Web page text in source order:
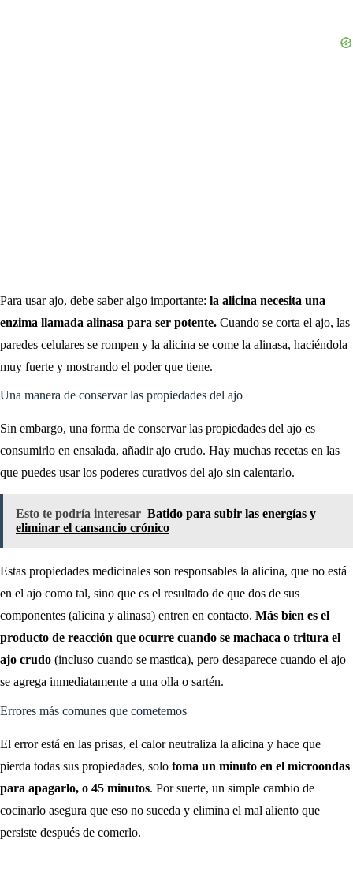
Para usar ajo, debe saber algo importante: la alicina necesita una
enzima llamada alinasa para ser potente. Cuando se corta el ajo, las
paredes celulares se rompen y la alicina se come la alinasa, haciéndola
muy fuerte y mostrando el poder que tiene.
Una manera de conservar las propiedades del ajo
Sin embargo, una forma de conservar las propiedades del ajo es
consumirlo en ensalada, añadir ajo crudo. Hay muchas recetas en las
que puedes usar los poderes curativos del ajo sin calentarlo.
Esto te podría interesar Batido para subir las energías y
eliminar el cansancio crónico
Estas propiedades medicinales son responsables la alicina, que no está
en el ajo como tal, sino que es el resultado de que dos de sus
componentes (alicina y alinasa) entren en contacto. Más bien es el
producto de reacción que ocurre cuando se machaca o tritura el
ajo crudo (incluso cuando se mastica), pero desaparece cuando el ajo
se agrega inmediatamente a una olla o sartén.
Errores más comunes que cometemos
El error está en las prisas, el calor neutraliza la alicina y hace que
pierda todas sus propiedades, solo toma un minuto en el microondas
para apagarlo, o 45 minutos. Por suerte, un simple cambio de
cocinarlo asegura que eso no suceda y elimina el mal aliento que
persiste después de comerlo.